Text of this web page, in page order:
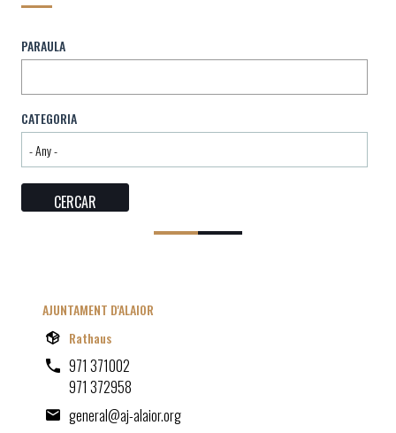
PARAULA
CATEGORIA
AJUNTAMENT D'ALAIOR
Rathaus
971 371002
971 372958
general@aj-alaior.org